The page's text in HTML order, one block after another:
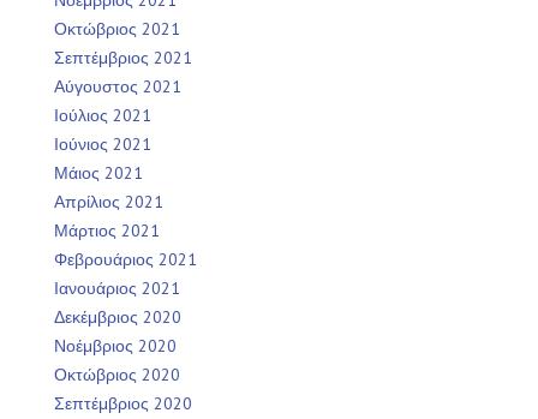
Οκτώβριος 2021
Σεπτέμβριος 2021
Αύγουστος 2021
Ιούλιος 2021
Ιούνιος 2021
Μάιος 2021
Απρίλιος 2021
Μάρτιος 2021
Φεβρουάριος 2021
Ιανουάριος 2021
Δεκέμβριος 2020
Νοέμβριος 2020
Οκτώβριος 2020
Σεπτέμβριος 2020